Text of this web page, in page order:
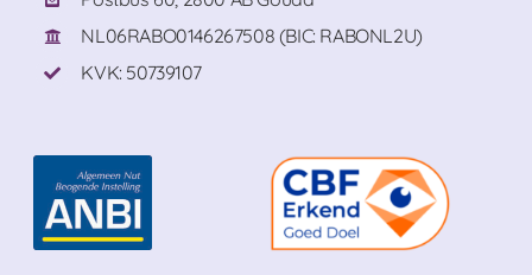
NL06RABO0146267508 (BIC: RABONL2U)
KVK: 50739107